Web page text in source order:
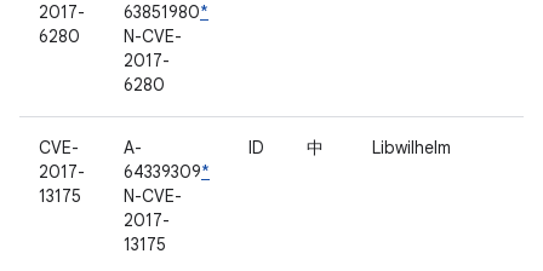
2017-
6280
63851980*
N-CVE-
2017-
6280
CVE-
2017-
13175
A-
64339309*
N-CVE-
2017-
13175
ID 中 Libwilhelm